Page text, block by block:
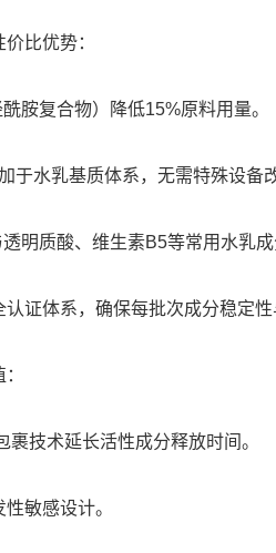
比优势：
胺复合物）降低15%原料用量。
水乳基质体系，无需特殊设备改
明质酸、维生素B5等常用水乳成
证体系，确保每批次成分稳定
技术延长活性成分释放时间。
敏感设计。